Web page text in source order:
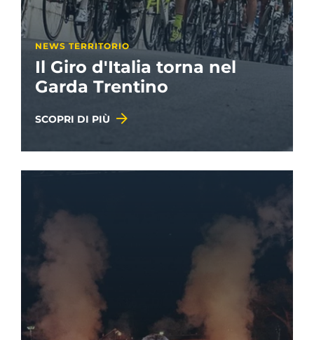
NEWS TERRITORIO
Il Giro d'Italia torna nel
Garda Trentino
SCOPRI DI PIÙ